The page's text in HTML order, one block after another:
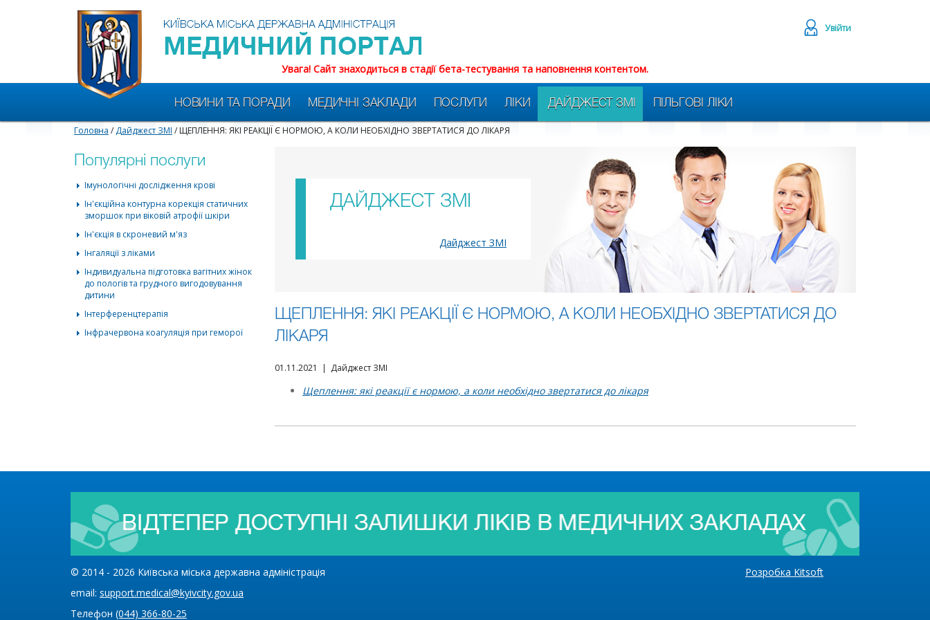
Увійти
Увага! Сайт знаходиться в стадії бета-тестування та наповнення контентом.
НОВИНИ ТА ПОРАДИ МЕДИЧНІ ЗАКЛАДИ ПОСЛУГИ ЛІКИ ДАЙДЖЕСТ ЗМІ ПІЛЬГОВІ ЛІКИ
Головна / Дайджест ЗМІ / ЩЕПЛЕННЯ: ЯКІ РЕАКЦІЇ Є НОРМОЮ, А КОЛИ НЕОБХІДНО ЗВЕРТАТИСЯ ДО ЛІКАРЯ
Популярні послуги
Імунологічні дослідження крові
Ін'єкційна контурна корекція статичних
зморшок при віковій атрофії шкіри
Ін'єкція в скроневий м'яз
Інгаляції з ліками
Індивидуальна підготовка вагітних жінок
до пологів та грудного вигодовування
дитини
Інтерференцтерапія
Інфрачервона коагуляція при геморої
ДАЙДЖЕСТ ЗМІ
Дайджест ЗМІ
ЩЕПЛЕННЯ: ЯКІ РЕАКЦІЇ Є НОРМОЮ, А КОЛИ НЕОБХІДНО ЗВЕРТАТИСЯ ДО
ЛІКАРЯ
01.11.2021 | Дайджест ЗМІ
Щеплення: які реакції є нормою, а коли необхідно звертатися до лікаря
© 2014 - 2026 Київська міська державна адміністрація
email: support.medical@kyivcity.gov.ua
Телефон (044) 366-80-25
Розробка Kitsoft